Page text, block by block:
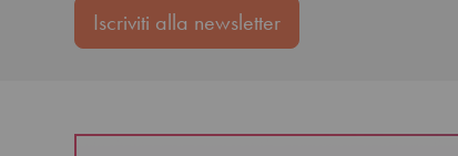
Iscriviti alla newsletter